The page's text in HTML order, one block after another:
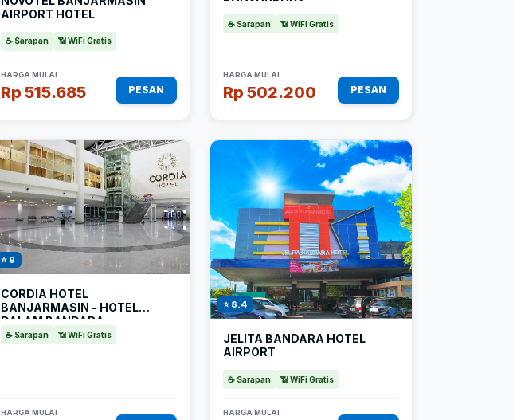
AIRPORT HOTEL
☕ Sarapan 📶 WiFi Gratis
HARGA MULAI
Rp 515.685 PESAN
☕ Sarapan 📶 WiFi Gratis
HARGA MULAI
Rp 502.200 PESAN
⭐ 9
CORDIA HOTEL
BANJARMASIN - HOTEL
DALAM BANDARA
☕ Sarapan 📶 WiFi Gratis
HARGA MULAI
⭐ 8.4
JELITA BANDARA HOTEL
AIRPORT
☕ Sarapan 📶 WiFi Gratis
HARGA MULAI